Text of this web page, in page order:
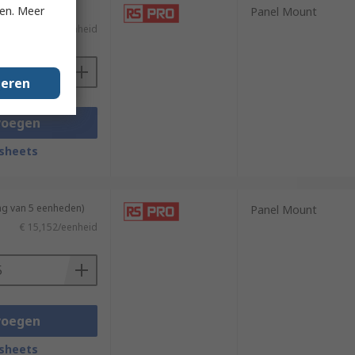
€ 17,57/eenheid
Panel Mount
van 5 eenheden)
€ 15,152/eenheid
Panel Mount
Meer